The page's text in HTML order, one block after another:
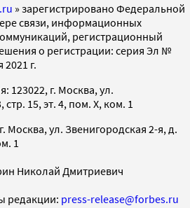
» зарегистрировано Федеральной
связи, информационных
регистрационный
о регистрации: серия Эл №
г.
123022, г. Москва, ул.
15, эт. 4, пом. X, ком. 1
Москва, ул. Звенигородская 2-я, д.
1
Николай Дмитриевич
редакции: press-release@forbes.ru